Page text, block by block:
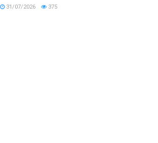
31/07/2026 375